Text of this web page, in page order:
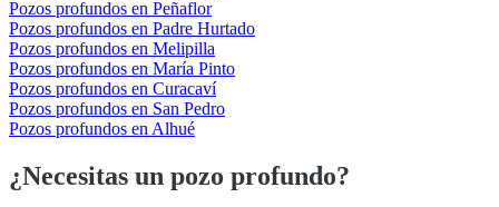
Pozos profundos en Peñaflor
Pozos profundos en Padre Hurtado
Pozos profundos en Melipilla
Pozos profundos en María Pinto
Pozos profundos en Curacaví
Pozos profundos en San Pedro
Pozos profundos en Alhué
¿Necesitas un pozo profundo?